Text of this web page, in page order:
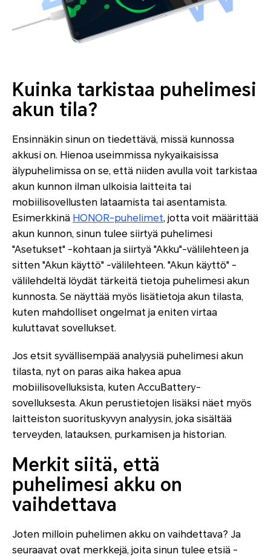
Kuinka tarkistaa puhelimesi
akun tila?
Ensinnäkin sinun on tiedettävä, missä kunnossa
akkusi on. Hienoa useimmissa nykyaikaisissa
älypuhelimissa on se, että niiden avulla voit tarkistaa
akun kunnon ilman ulkoisia laitteita tai
mobiilisovellusten lataamista tai asentamista.
Esimerkkinä HONOR-puhelimet, jotta voit määrittää
akun kunnon, sinun tulee siirtyä puhelimesi
"Asetukset" -kohtaan ja siirtyä "Akku"-välilehteen ja
sitten "Akun käyttö" -välilehteen. "Akun käyttö" -
välilehdeltä löydät tärkeitä tietoja puhelimesi akun
kunnosta. Se näyttää myös lisätietoja akun tilasta,
kuten mahdolliset ongelmat ja eniten virtaa
kuluttavat sovellukset.
Jos etsit syvällisempää analyysiä puhelimesi akun
tilasta, nyt on paras aika hakea apua
mobiilisovelluksista, kuten AccuBattery-
sovelluksesta. Akun perustietojen lisäksi näet myös
laitteiston suorituskyvyn analyysin, joka sisältää
terveyden, latauksen, purkamisen ja historian.
Merkit siitä, että
puhelimesi akku on
vaihdettava
Joten milloin puhelimen akku on vaihdettava? Ja
seuraavat ovat merkkejä, joita sinun tulee etsiä -